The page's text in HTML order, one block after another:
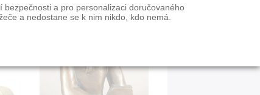
a pro personalizaci doručovaného
a nedostane se k nim nikdo, kdo nemá.